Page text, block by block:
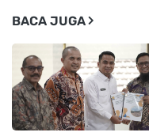
BACA JUGA